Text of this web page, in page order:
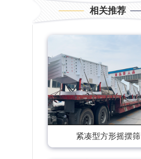
相关推荐
紧凑型方形摇摆筛